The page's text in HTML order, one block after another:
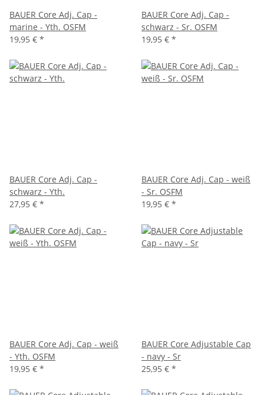
BAUER Core Adj. Cap -
marine - Yth. OSFM
19,95 € *
BAUER Core Adj. Cap -
schwarz - Sr. OSFM
19,95 € *
BAUER Core Adj. Cap -
schwarz - Yth.
27,95 € *
BAUER Core Adj. Cap - weiß
- Sr. OSFM
19,95 € *
BAUER Core Adj. Cap - weiß
- Yth. OSFM
19,95 € *
BAUER Core Adjustable Cap
- navy - Sr
25,95 € *